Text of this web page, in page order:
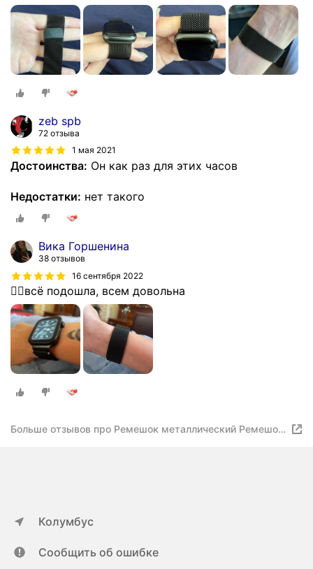
zeb spb
72 отзыва
1 мая 2021
Достоинства: Он как раз для этих часов
Недостатки: нет такого
Вика Горшенина
38 отзывов
16 сентября 2022
👌🏽всё подошла, всем довольна
Больше отзывов про Ремешок металлический Ремешок
Колумбус
Сообщить об ошибке